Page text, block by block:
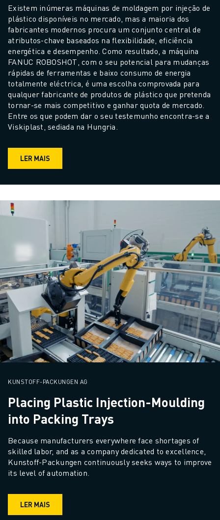
Existem inúmeras máquinas de moldagem por injeção de
plástico disponíveis no mercado, mas a maioria dos
fabricantes modernos procura um conjunto central de
atributos-chave baseados na flexibilidade, eficiência
energética e desempenho. Como resultado, a máquina
FANUC ROBOSHOT, com o seu potencial para mudanças
rápidas de ferramentas e baixo consumo de energia
totalmente eléctrica, é uma escolha comprovada para
qualquer fabricante de produtos de plástico que pretenda
tornar-se mais competitivo e ganhar quota de mercado.
Entre os que podem dar o seu testemunho encontra-se a
Viskiplast, sediada na Hungria.
LER MAIS
KUNSTOFF-PACKUNGEN AG
Placing Plastic Injection-Moulding
into Packing Trays
Because manufacturers everywhere face shortages of
skilled labor, and as a company dedicated to excellence,
Kunstoff-Packungen continuously seeks ways to improve
its level of automation.
LER MAIS